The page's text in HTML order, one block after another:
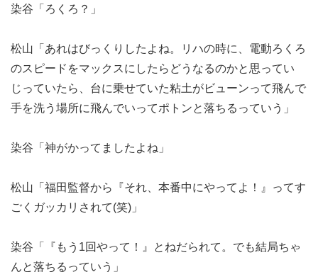
染谷「ろくろ？」
松山「あれはびっくりしたよね。リハの時に、電動ろくろ
のスピードをマックスにしたらどうなるのかと思ってい
じっていたら、台に乗せていた粘土がビューンって飛んで
手を洗う場所に飛んでいってポトンと落ちるっていう」
染谷「神がかってましたよね」
松山「福田監督から『それ、本番中にやってよ！』ってす
ごくガッカリされて(笑)」
染谷「『もう1回やって！』とねだられて。でも結局ちゃ
んと落ちるっていう」